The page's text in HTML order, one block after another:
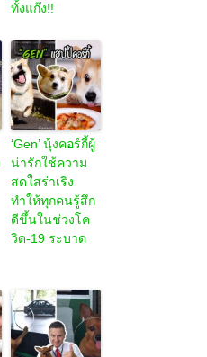
ทั้งแก๊ง!!
‘Gen’ นุ้งคอร์กี้ผู้
น่ารักใช้ความ
สดใสร่าเริง
ทำให้ทุกคนรู้สึก
ดีขึ้นในช่วงโค
วิด-19 ระบาด